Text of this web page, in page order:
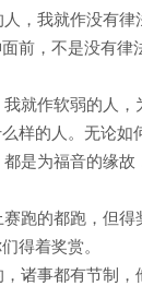
，我就作没有
前，不是没有律
就作软弱的人
样的人。无论如
是为福音的缘
跑的都跑，但
得着奖赏。
诸事都有节制